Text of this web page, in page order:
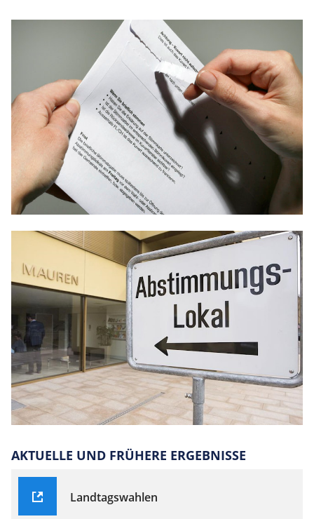
AKTUELLE UND FRÜHERE ERGEBNISSE
Landtagswahlen